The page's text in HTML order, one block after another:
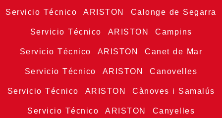
Servicio Técnico ARISTON Calonge de Segarra
Servicio Técnico ARISTON Campins
Servicio Técnico ARISTON Canet de Mar
Servicio Técnico ARISTON Canovelles
Servicio Técnico ARISTON Cànoves i Samalús
Servicio Técnico ARISTON Canyelles